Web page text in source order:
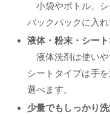
小袋やボトル、シ
バックパックに入れ
液体・粉末・シー
液体洗剤は使いや
シートタイプは手
選べます。
少量でもしっかり